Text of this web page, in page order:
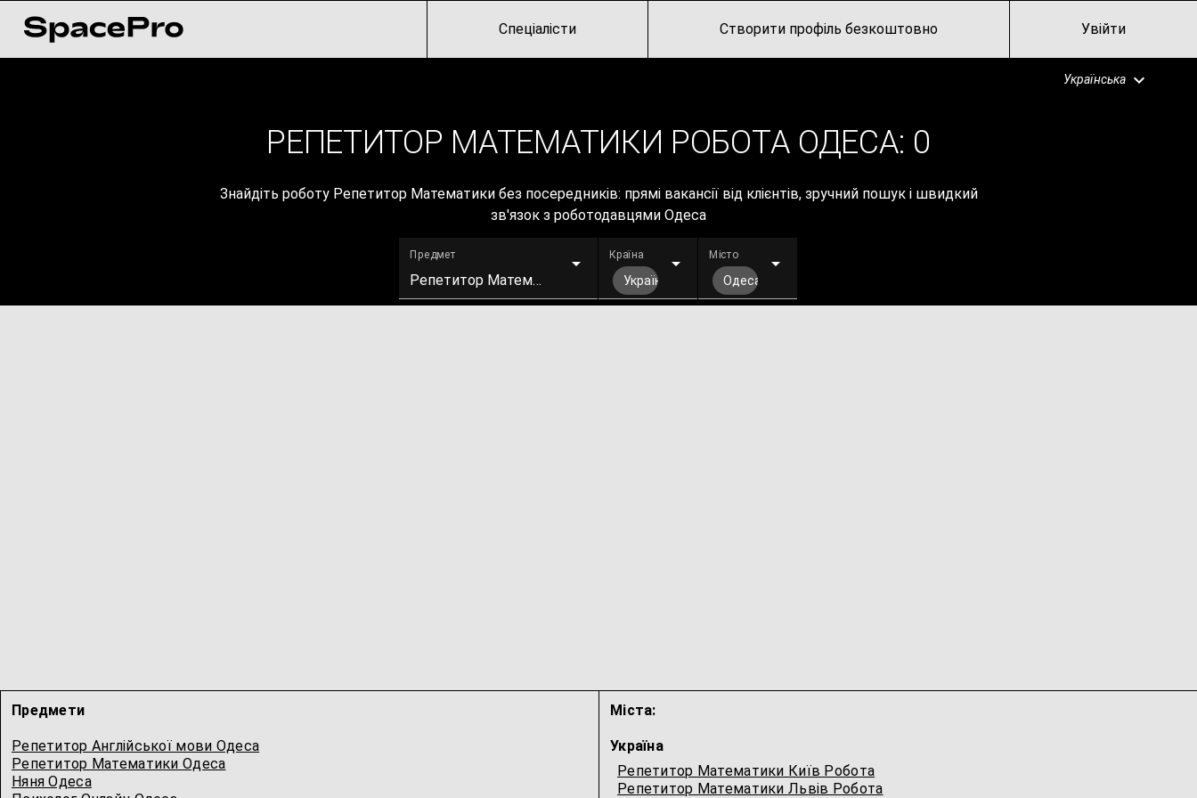
Спеціалісти Створити профіль безкоштовно Увійти
Українська
РЕПЕТИТОР МАТЕМАТИКИ РОБОТА ОДЕСА: 0
Знайдіть роботу Репетитор Математики без посередників: прямі вакансії від клієнтів, зручний пошук і швидкий
зв'язок з роботодавцями Одеса
Предмет
Репетитор Математики
Країна
Україна
Місто
Одеса
Предмети
Репетитор Англійської мови Одеса
Репетитор Математики Одеса
Няня Одеса
Міста:
Україна
Репетитор Математики Київ Робота
Репетитор Математики Львів Робота